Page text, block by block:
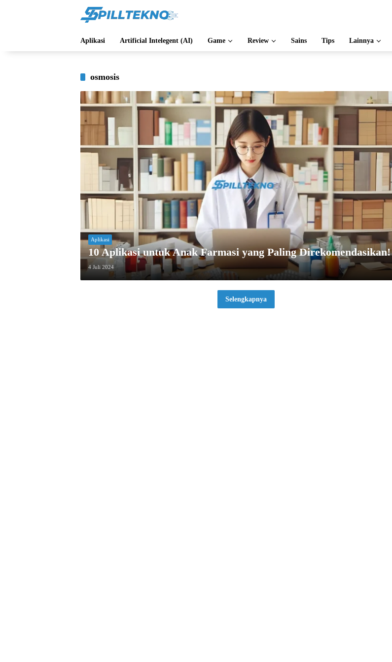
Aplikasi Artificial Intelegent (AI) Game Review Sains Tips Lainnya
osmosis
Aplikasi
10 Aplikasi untuk Anak Farmasi yang Paling Direkomendasikan!
4 Juli 2024
Selengkapnya